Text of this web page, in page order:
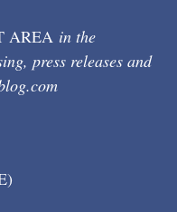
AREA in the
press releases and